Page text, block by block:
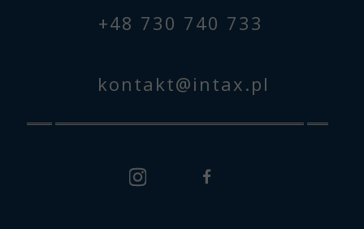
kontakt@intax.pl
+48 730 740 733